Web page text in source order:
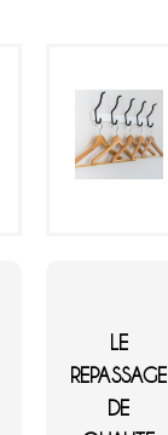
LE
REPASSAGE
DE